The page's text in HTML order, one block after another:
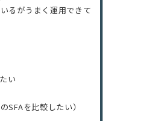
るがうまく運用できて
い
SFAを比較したい）